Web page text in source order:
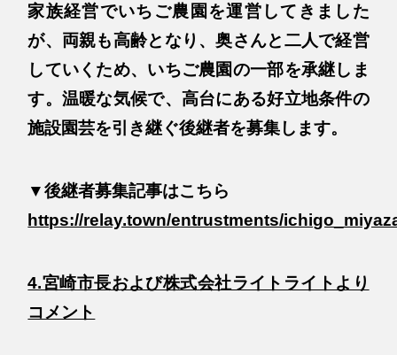
家族経営でいちご農園を運営してきました
が、両親も高齢となり、奥さんと二人で経営
していくため、いちご農園の一部を承継しま
す。温暖な気候で、高台にある好立地条件の
施設園芸を引き継ぐ後継者を募集します。
▼後継者募集記事はこちら
https://relay.town/entrustments/
4.宮崎市長および株式会社ライトライトより
コメント